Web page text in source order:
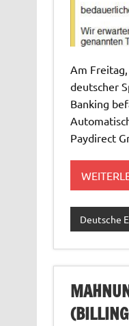
Am
deutscher
Banking
Paydirect
Deutsche
(